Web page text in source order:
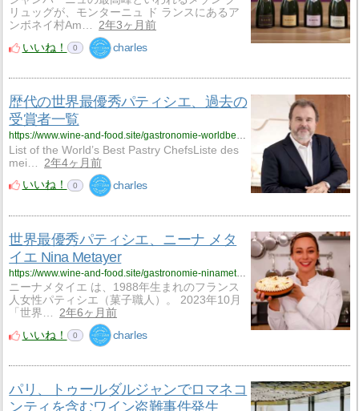
リュッグが、モンターニュ ド ランスにあるア
ンボネイ村Am…
2年3ヶ月前
いいね！
0 charles
歴代の世界最優秀パティシエ、過去の
受賞者一覧
https://www.wine-and-food.site/gastronomie-worldbestpastrychefs-000424/
List of the World’s Best Pastry ChefsListe des
mei…
2年4ヶ月前
いいね！
0 charles
世界最優秀パティシエ、ニーナ メタ
イエ Nina Metayer
https://www.wine-and-food.site/gastronomie-ninametayer-000224/
ニーナメタイエ は、1988年生まれのフランス
人女性パティシエ（菓子職人）。 2023年10月
「世界…
2年6ヶ月前
いいね！
0 charles
パリ、トゥールダルジャンでロマネコ
ンティを含むワイン盗難事件発生